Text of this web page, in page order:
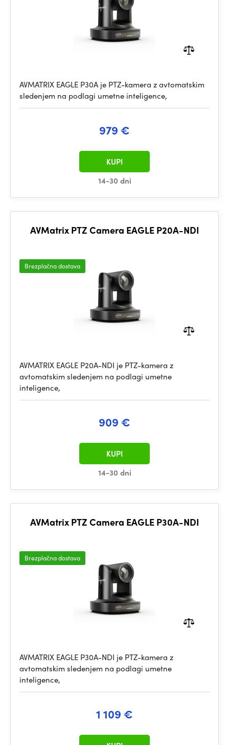
AVMATRIX EAGLE P30A je PTZ-kamera z avtomatskim
sledenjem na podlagi umetne inteligence,
979 €
14-30 dni
KUPI
AVMatrix PTZ Camera EAGLE P20A-NDI
Brezplačna dostava
AVMATRIX EAGLE P20A-NDI je PTZ-kamera z
avtomatskim sledenjem na podlagi umetne
inteligence,
909 €
14-30 dni
KUPI
AVMatrix PTZ Camera EAGLE P30A-NDI
Brezplačna dostava
AVMATRIX EAGLE P30A-NDI je PTZ-kamera z
avtomatskim sledenjem na podlagi umetne
inteligence,
1 109 €